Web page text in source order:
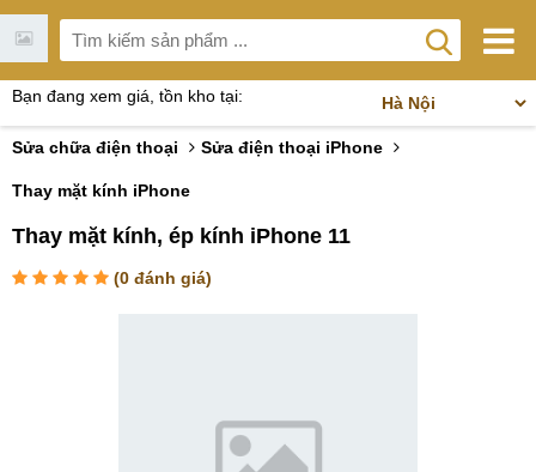
Bạn đang xem giá, tồn kho tại:
Sửa chữa điện thoại Sửa điện thoại iPhone
Thay mặt kính iPhone
Thay mặt kính, ép kính iPhone 11
(0 đánh giá)